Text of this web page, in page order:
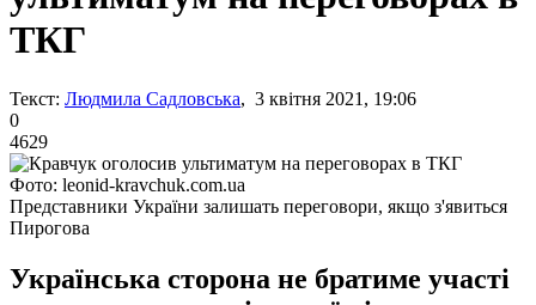
ТКГ
Текст: Людмила Садловська, 3 квітня 2021, 19:06
0
4629
Фото: leonid-kravchuk.com.ua
Представники України залишать переговори, якщо з'явиться
Пирогова
Українська сторона не братиме участі